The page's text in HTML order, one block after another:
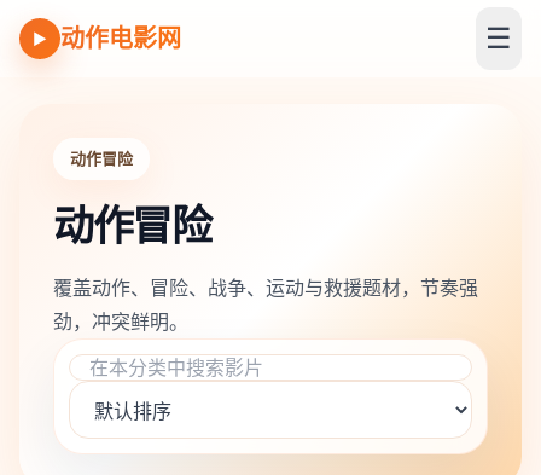
▶ 动作电影网 ☰
动作冒险
动作冒险
覆盖动作、冒险、战争、运动与救援题材，节奏强
劲，冲突鲜明。